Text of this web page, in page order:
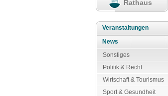
Rathaus
Veranstaltungen
News
Sonstiges
Politik & Recht
Wirtschaft & Tourismus
Sport & Gesundheit